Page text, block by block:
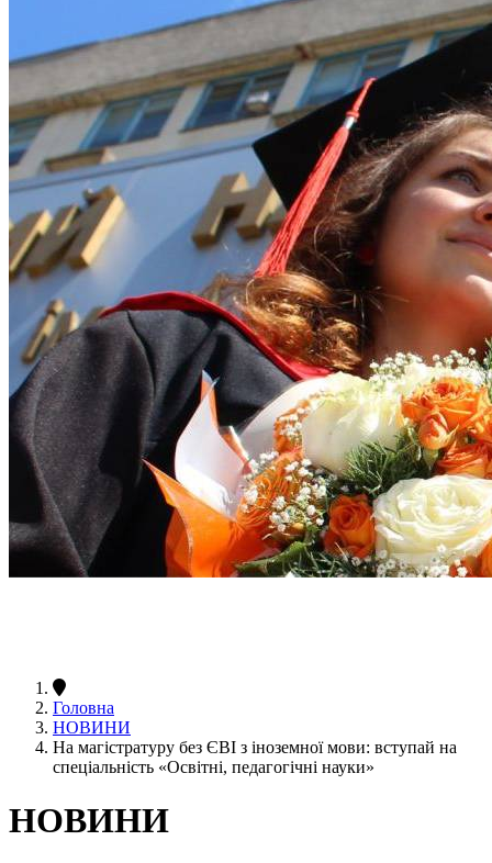
Головна
НОВИНИ
На магістратуру без ЄВІ з іноземної мови: вступай на
спеціальність «Освітні, педагогічні науки»
НОВИНИ